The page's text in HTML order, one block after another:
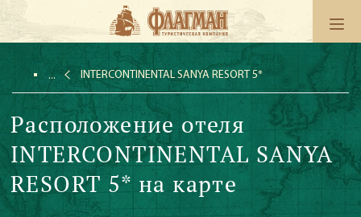
INTERCONTINENTAL SANYA RESORT 5*
Расположение отеля
INTERCONTINENTAL SANYA
RESORT 5* на карте